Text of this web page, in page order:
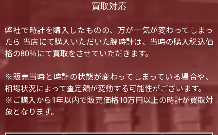
買取対応
弊社で時計を購入したものの、万が一気が変わってしまっ
たら 当店にて購入いただいた腕時計は、当時の購入税込価
格の80％にて買取をさせていただきます。
※販売当時と時計の状態が変わってしまっている場合や、
相場状況によって査定額が変動する可能性がございます。
※ご購入から1年以内で販売価格10万円以上の時計が買取対
象となります。